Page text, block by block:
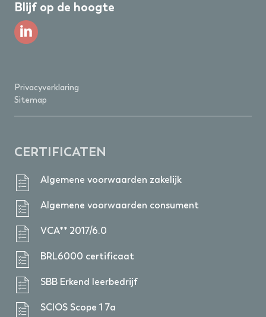
Blijf op de hoogte
Privacyverklaring
Sitemap
CERTIFICATEN
Algemene voorwaarden zakelijk
Algemene voorwaarden consument
VCA** 2017/6.0
BRL6000 certificaat
SBB Erkend leerbedrijf
SCIOS Scope 1 7a